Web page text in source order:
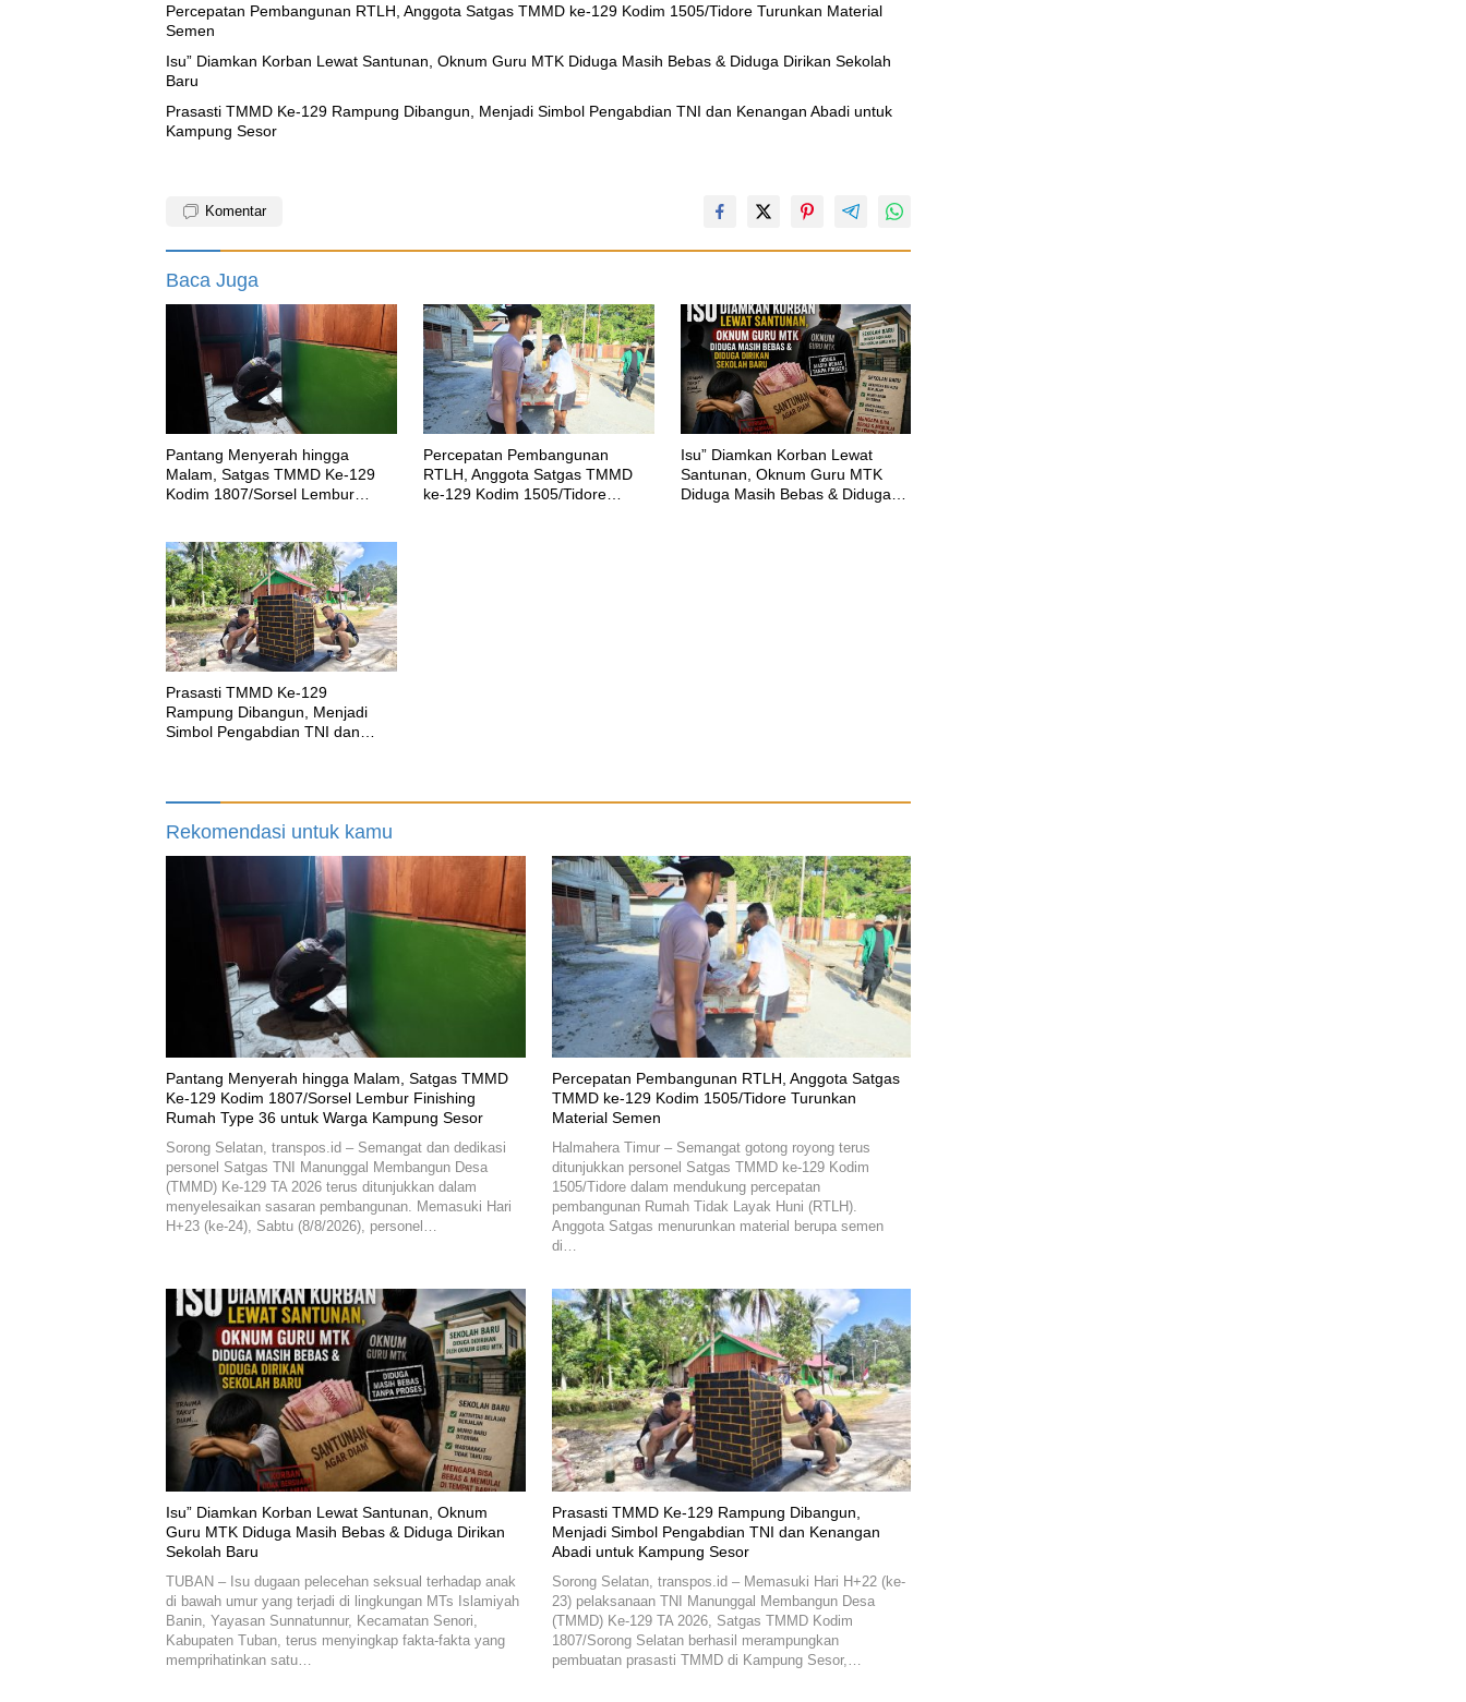
Percepatan Pembangunan RTLH, Anggota Satgas TMMD ke-129 Kodim 1505/Tidore Turunkan Material
Semen
‎Isu” Diamkan Korban Lewat Santunan, Oknum Guru MTK Diduga Masih Bebas & Diduga Dirikan Sekolah
Baru
Prasasti TMMD Ke-129 Rampung Dibangun, Menjadi Simbol Pengabdian TNI dan Kenangan Abadi untuk
Kampung Sesor
Komentar
Baca Juga
Pantang Menyerah hingga
Malam, Satgas TMMD Ke-129
Kodim 1807/Sorsel Lembur
Percepatan Pembangunan
RTLH, Anggota Satgas TMMD
ke-129 Kodim 1505/Tidore
‎Isu” Diamkan Korban Lewat
Santunan, Oknum Guru MTK
Diduga Masih Bebas & Diduga
Prasasti TMMD Ke-129
Rampung Dibangun, Menjadi
Simbol Pengabdian TNI dan
Rekomendasi untuk kamu
Pantang Menyerah hingga Malam, Satgas TMMD
Ke-129 Kodim 1807/Sorsel Lembur Finishing
Rumah Type 36 untuk Warga Kampung Sesor
Sorong Selatan, transpos.id – Semangat dan dedikasi
personel Satgas TNI Manunggal Membangun Desa
(TMMD) Ke-129 TA 2026 terus ditunjukkan dalam
menyelesaikan sasaran pembangunan. Memasuki Hari
H+23 (ke-24), Sabtu (8/8/2026), personel…
Percepatan Pembangunan RTLH, Anggota Satgas
TMMD ke-129 Kodim 1505/Tidore Turunkan
Material Semen
Halmahera Timur – Semangat gotong royong terus
ditunjukkan personel Satgas TMMD ke-129 Kodim
1505/Tidore dalam mendukung percepatan
pembangunan Rumah Tidak Layak Huni (RTLH).
Anggota Satgas menurunkan material berupa semen
di…
‎Isu” Diamkan Korban Lewat Santunan, Oknum
Guru MTK Diduga Masih Bebas & Diduga Dirikan
Sekolah Baru
TUBAN – Isu dugaan pelecehan seksual terhadap anak
di bawah umur yang terjadi di lingkungan MTs Islamiyah
Banin, Yayasan Sunnatunnur, Kecamatan Senori,
Kabupaten Tuban, terus menyingkap fakta-fakta yang
memprihatinkan satu…
Prasasti TMMD Ke-129 Rampung Dibangun,
Menjadi Simbol Pengabdian TNI dan Kenangan
Abadi untuk Kampung Sesor
Sorong Selatan, transpos.id – Memasuki Hari H+22 (ke-
23) pelaksanaan TNI Manunggal Membangun Desa
(TMMD) Ke-129 TA 2026, Satgas TMMD Kodim
1807/Sorong Selatan berhasil merampungkan
pembuatan prasasti TMMD di Kampung Sesor,…